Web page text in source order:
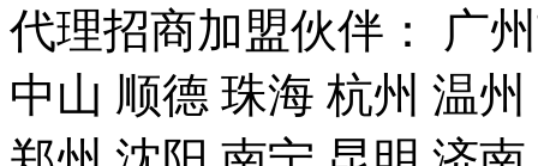
代理招商加盟伙伴： 广
中山 顺德 珠海 杭州 温